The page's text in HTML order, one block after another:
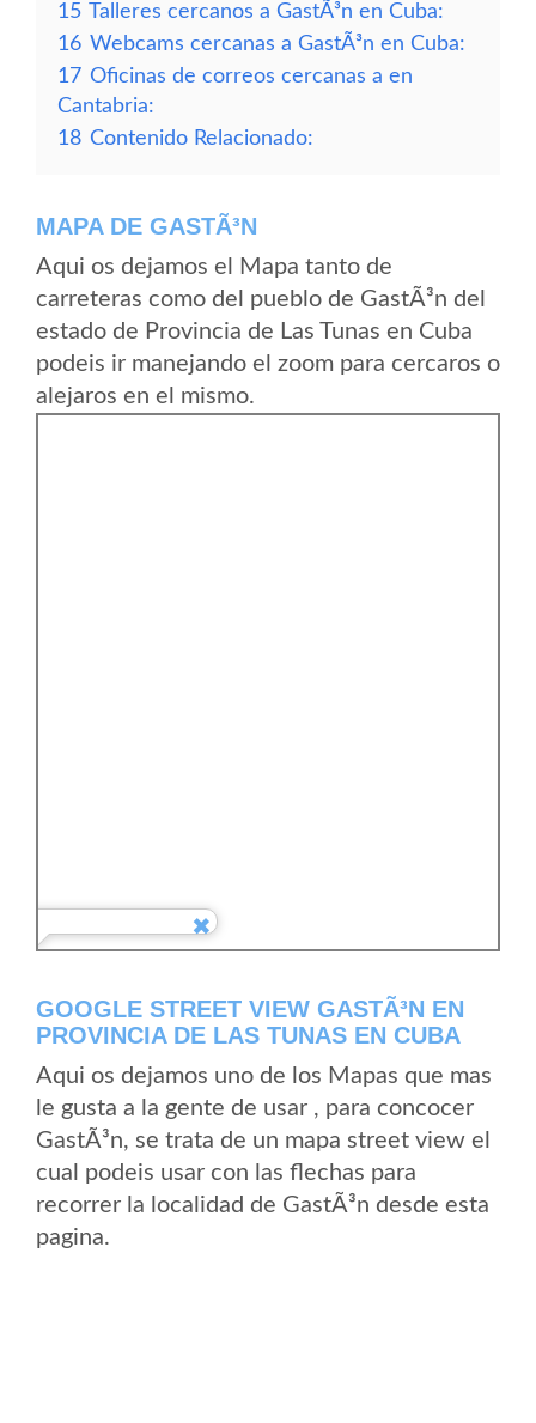
15 Talleres cercanos a GastÃ³n en Cuba:
16 Webcams cercanas a GastÃ³n en Cuba:
17 Oficinas de correos cercanas a en
Cantabria:
18 Contenido Relacionado:
MAPA DE GASTÃ³N
Aqui os dejamos el Mapa tanto de
carreteras como del pueblo de GastÃ³n del
estado de Provincia de Las Tunas en Cuba
podeis ir manejando el zoom para cercaros o
alejaros en el mismo.
GOOGLE STREET VIEW GASTÃ³N EN
PROVINCIA DE LAS TUNAS EN CUBA
Aqui os dejamos uno de los Mapas que mas
le gusta a la gente de usar , para concocer
GastÃ³n, se trata de un mapa street view el
cual podeis usar con las flechas para
recorrer la localidad de GastÃ³n desde esta
pagina.